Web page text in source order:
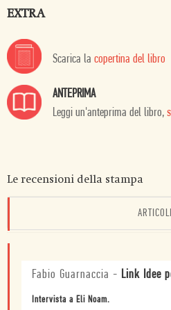
EXTRA
Scarica la copertina del libro
ANTEPRIMA
Leggi un'anteprima del libro,
Le recensioni della stampa
ARTICOLI
Fabio Guarnaccia - Link Idee
Intervista a Eli Noam.